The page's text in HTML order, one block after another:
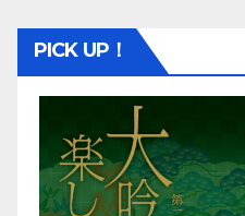
PICK UP！